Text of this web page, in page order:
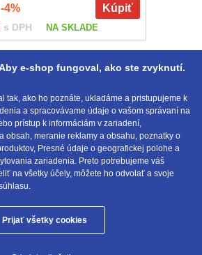
Kúpiť
s DPH NA SKLADE
Zobraziť podľa
18 ďalších ...
mail:obchod@anod.sk
e-shop fungoval, ako ste zvyknutí.
tak, ako ho poznáte, ukladáme a pristupujeme k
a spracovávame údaje o vašom správaní na
prístup k informáciám v zariadení,
obsah, meranie reklamy a obsahu, poznatky o
Presné údaje o geografickej polohe a
zariadenia. Preto potrebujeme váš
na všetky účely, môžete ho odvolať a svoje
Prijať všetky cookies